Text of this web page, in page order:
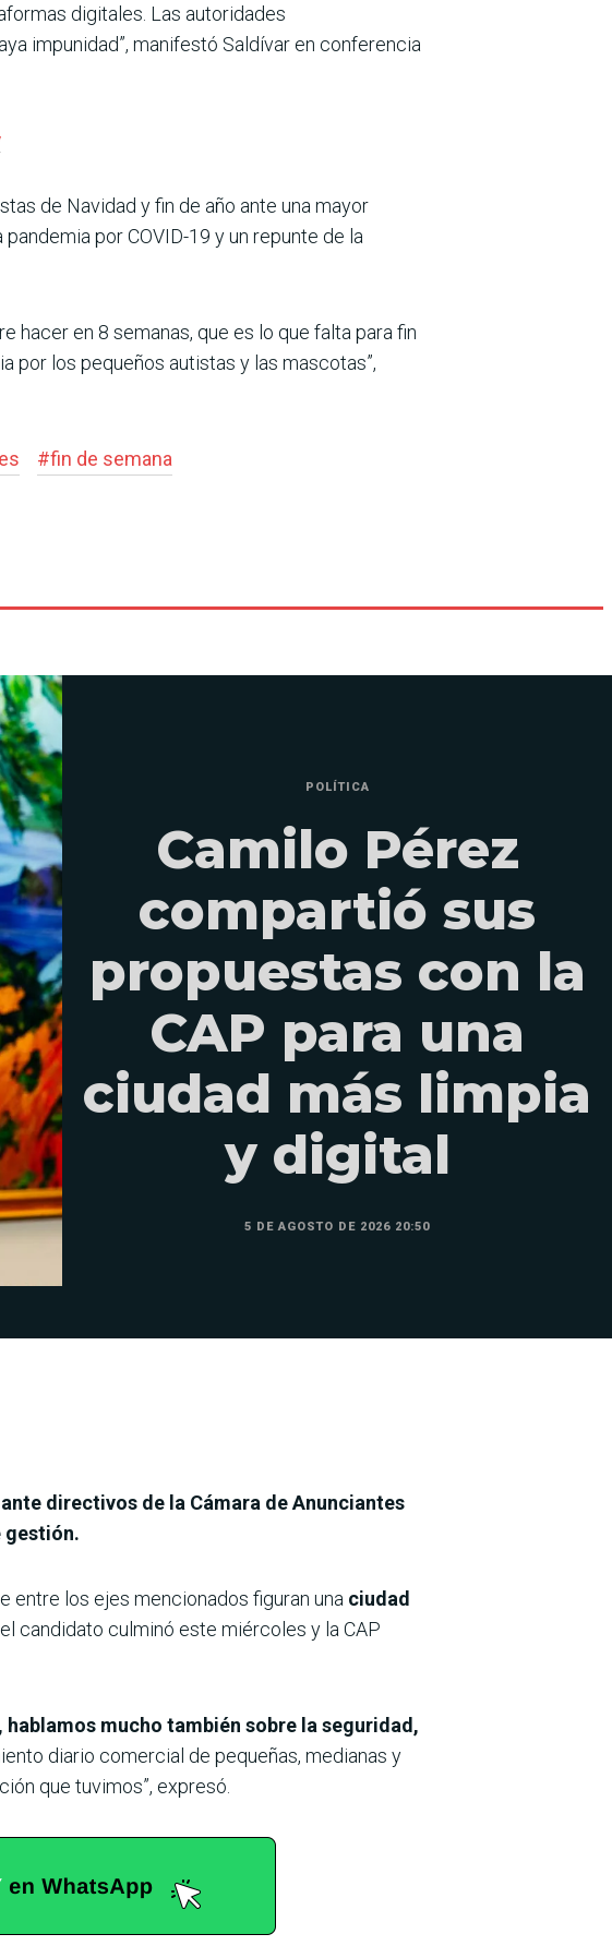
digitales. Las autoridades
impunidad”, manifestó Saldívar en conferencia
de Navidad y fin de año ante una mayor
por COVID-19 y un repunte de la
hacer en 8 semanas, que es lo que falta para fin
por los pequeños autistas y las mascotas”,
#fin de semana
POLÍTICA
Camilo Pérez
compartió sus
propuestas con la
CAP para una
ciudad más limpia
y digital
5 DE AGOSTO DE 2026 20:50
directivos de la Cámara de Anunciantes
gestión.
entre los ejes mencionados figuran una ciudad
candidato culminó este miércoles y la CAP
mucho también sobre la seguridad,
diario comercial de pequeñas, medianas y
que tuvimos”, expresó.